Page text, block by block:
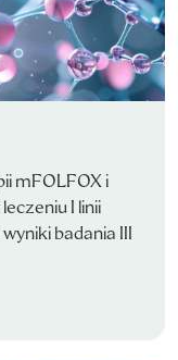
mFOLFOX i
I linii
badania III